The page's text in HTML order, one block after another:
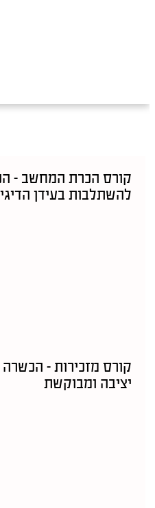
קורס הכרת המחשב –
להשתלבות בעידן
קורס מזכירות –
יציבה ומבוקשת